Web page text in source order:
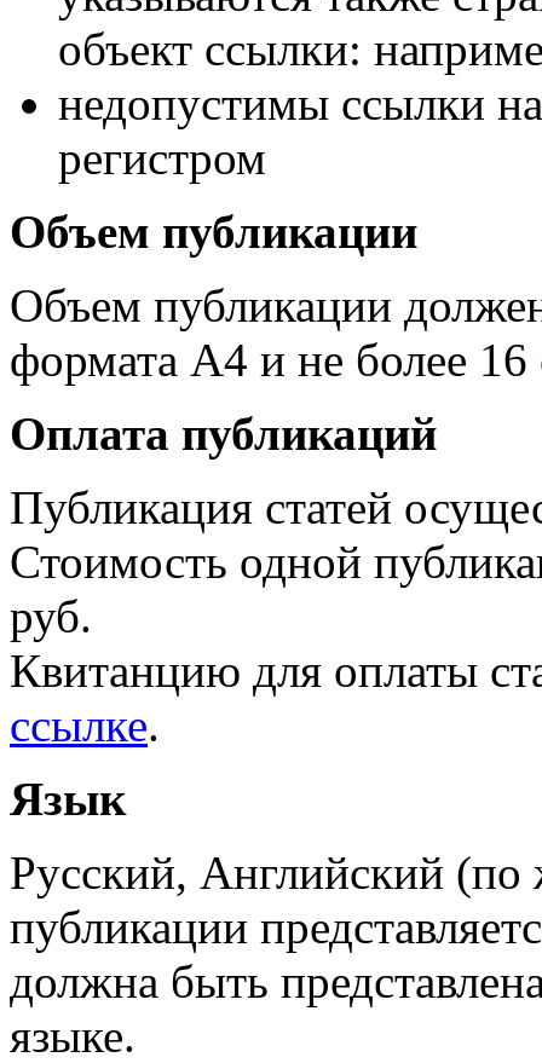
объект ссылки:
недопустимы ссылки
регистром
Объем публикации
Объем публикации
формата А4 и не более
Оплата публикаций
Публикация статей
Стоимость одной
руб.
Квитанцию для оплаты
ссылке.
Язык
Русский, Английский (по
публикации
должна быть
языке.